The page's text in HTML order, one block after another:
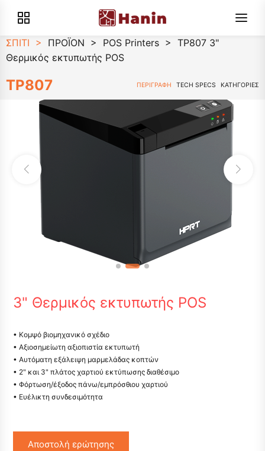
ΣΠΙΤΙ > ΠΡΟΪΟΝ > POS Printers > TP807 3"
Θερμικός εκτυπωτής POS
TP807 ΠΕΡΙΓΡΑΦΗ TECH SPECS ΚΑΤΗΓΟΡΙΕΣ
3" Θερμικός εκτυπωτής POS
• Κομψό βιομηχανικό σχέδιο
• Αξιοσημείωτη αξιοπιστία εκτυπωτή
• Αυτόματη εξάλειψη μαρμελάδας κοπτών
• 2" και 3" πλάτος χαρτιού εκτύπωσης διαθέσιμο
• Φόρτωση/έξοδος πάνω/εμπρόσθιου χαρτιού
• Ευέλικτη συνδεσιμότητα
Αποστολή ερώτησης